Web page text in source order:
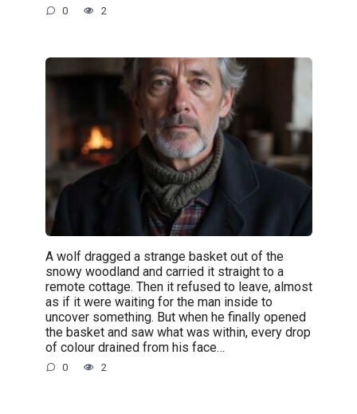
0 2
A wolf dragged a strange basket out of the
snowy woodland and carried it straight to a
remote cottage. Then it refused to leave, almost
as if it were waiting for the man inside to
uncover something. But when he finally opened
the basket and saw what was within, every drop
of colour drained from his face…
0 2